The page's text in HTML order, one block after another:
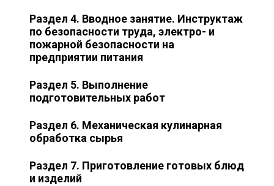
Раздел 4. Вводное занятие. Инструктаж
по безопасности труда, электро- и
пожарной безопасности на
предприятии питания
Раздел 5. Выполнение
подготовительных работ
Раздел 6. Механическая кулинарная
обработка сырья
Раздел 7. Приготовление готовых блюд
и изделий